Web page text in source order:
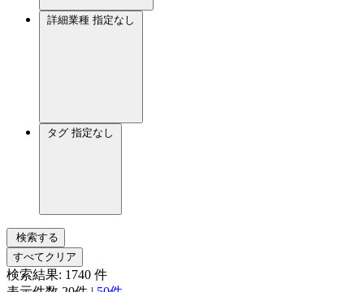
詳細業種 指定なし
タグ 指定なし
検索する
すべてクリア
検索結果: 1740 件